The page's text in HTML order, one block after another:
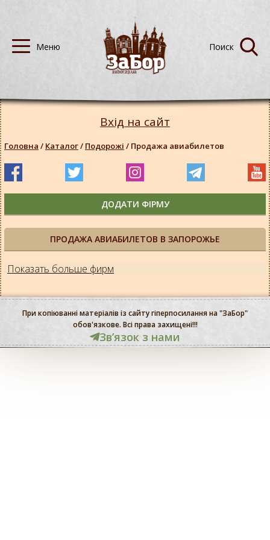
ПРОДАЖА АВИАБИЛЕТОВ В ЗАПОРОЖЬЕ
Показать больше фирм
Вхід на сайт
Головна / Каталог/ Подорожі / Продажа авиабилетов
ДОДАТИ ФІРМУ
При копіюванні матеріалів із сайту гіперпосилання на "ЗаБор"
обов'язкове. Всі права захищені!!!
Звʼязок з нами